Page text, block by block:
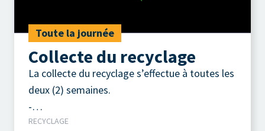
Toute la journée
Collecte du recyclage
La collecte du recyclage s’effectue à toutes les
deux (2) semaines.
-
Contenants, emballages, imprimés.
RECYCLAGE